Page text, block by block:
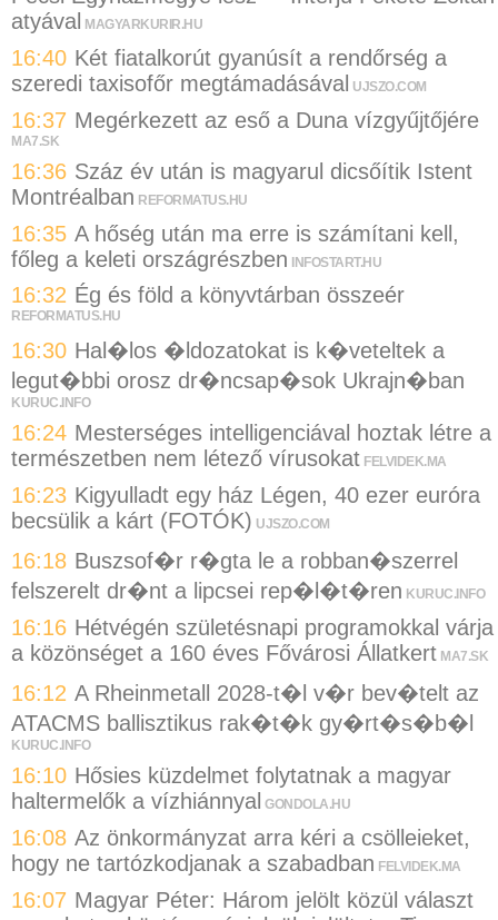
atyával
MAGYARKURIR.HU
16:40 Két fiatalkorút gyanúsít a rendőrség a
szeredi taxisofőr megtámadásával UJSZO.COM
16:37 Megérkezett az eső a Duna vízgyűjtőjére
MA7.SK
16:36 Száz év után is magyarul dicsőítik Istent
Montréalban REFORMATUS.HU
16:35 A hőség után ma erre is számítani kell,
főleg a keleti országrészben INFOSTART.HU
16:32 Ég és föld a könyvtárban összeér
REFORMATUS.HU
16:30 Hal�los �ldozatokat is k�veteltek a
legut�bbi orosz dr�ncsap�sok Ukrajn�ban
KURUC.INFO
16:24 Mesterséges intelligenciával hoztak létre a
természetben nem létező vírusokat FELVIDEK.MA
16:23 Kigyulladt egy ház Légen, 40 ezer euróra
becsülik a kárt (FOTÓK) UJSZO.COM
16:18 Buszsof�r r�gta le a robban�szerrel
felszerelt dr�nt a lipcsei rep�l�t�ren KURUC.INFO
16:16 Hétvégén születésnapi programokkal várja
a közönséget a 160 éves Fővárosi Állatkert MA7.SK
16:12 A Rheinmetall 2028-t�l v�r bev�telt az
ATACMS ballisztikus rak�t�k gy�rt�s�b�l
KURUC.INFO
16:10 Hősies küzdelmet folytatnak a magyar
haltermelők a vízhiánnyal GONDOLA.HU
16:08 Az önkormányzat arra kéri a csölleieket,
hogy ne tartózkodjanak a szabadban FELVIDEK.MA
16:07 Magyar Péter: Három jelölt közül választ